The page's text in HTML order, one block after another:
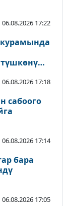
06.08.2026 17:22
06.08.2026 17:18
сабоого
06.08.2026 17:14
бара
06.08.2026 17:05